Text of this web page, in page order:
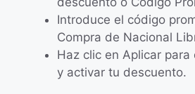
Introduce el código
Compra de Nacional
Haz clic en Aplicar
y activar tu descuento.